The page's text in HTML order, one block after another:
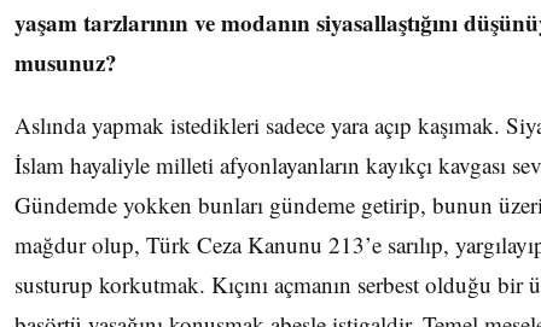
yaşam tarzlarının ve modanın siyasallaştığını
musunuz?
Aslında yapmak istedikleri sadece yara açıp kaşımak.
İslam hayaliyle milleti afyonlayanların kayıkçı kavgası
Gündemde yokken bunları gündeme getirip, bunun
mağdur olup, Türk Ceza Kanunu 213’e sarılıp,
susturup korkutmak. Kıçını açmanın serbest olduğu bir